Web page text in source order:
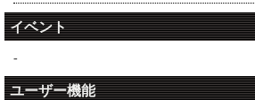
イベント
-
ユーザー機能